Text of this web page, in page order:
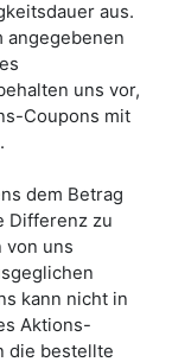
aus.
angegebenen
uns vor,
Coupons mit
dem Betrag
Differenz zu
von uns
kann nicht in
Aktions-
die bestellte